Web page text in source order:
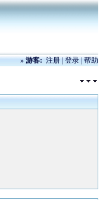
» 游客:注册|登录|帮助